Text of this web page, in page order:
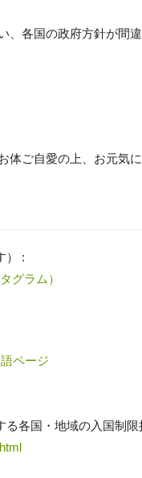
、各国の政府方針が間
ご自愛の上、お元気に
） :
グラム）
ページ
各国・地域の入国制